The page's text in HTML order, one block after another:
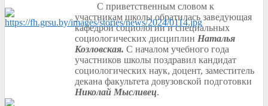
С приветственным словом к
участникам школы обратилась заведующая
кафедрой социологии и специальных
социологических дисциплин Наталья
Козловская. С началом учебного года
участников школы поздравил кандидат
социологических наук, доцент, заместитель
декана факультета довузовской подготовки
Николай Мысливец.